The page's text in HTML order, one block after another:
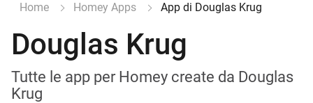
Home Homey Apps App di Douglas Krug
Douglas Krug
Tutte le app per Homey create da Douglas
Krug